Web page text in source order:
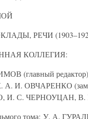
РЕЧИ
КОЛЛЕГИЯ:
(главный
И. ОВЧАРЕНКО
И. С. ЧЕРНОУЦАН,
тома: У. А.